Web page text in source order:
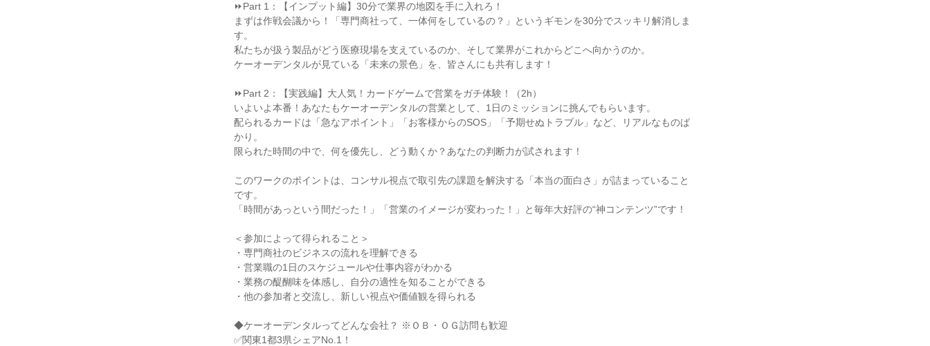
⏩Part 1：【インプット編】30分で業界の地図を手に入れろ！
まずは作戦会議から！「専門商社って、一体何をしているの？」というギモンを30分でスッキリ解消しま
す。
私たちが扱う製品がどう医療現場を支えているのか、そして業界がこれからどこへ向かうのか。
ケーオーデンタルが見ている「未来の景色」を、皆さんにも共有します！
⏩Part 2：【実践編】大人気！カードゲームで営業をガチ体験！（2h）
いよいよ本番！あなたもケーオーデンタルの営業として、1日のミッションに挑んでもらいます。
配られるカードは「急なアポイント」「お客様からのSOS」「予期せぬトラブル」など、リアルなものば
かり。
限られた時間の中で、何を優先し、どう動くか？あなたの判断力が試されます！
このワークのポイントは、コンサル視点で取引先の課題を解決する「本当の面白さ」が詰まっていること
です。
「時間があっという間だった！」「営業のイメージが変わった！」と毎年大好評の“神コンテンツ”です！
＜参加によって得られること＞
・専門商社のビジネスの流れを理解できる
・営業職の1日のスケジュールや仕事内容がわかる
・業務の醍醐味を体感し、自分の適性を知ることができる
・他の参加者と交流し、新しい視点や価値観を得られる
◆ケーオーデンタルってどんな会社？ ※ＯＢ・ＯＧ訪問も歓迎
✅関東1都3県シェアNo.1！